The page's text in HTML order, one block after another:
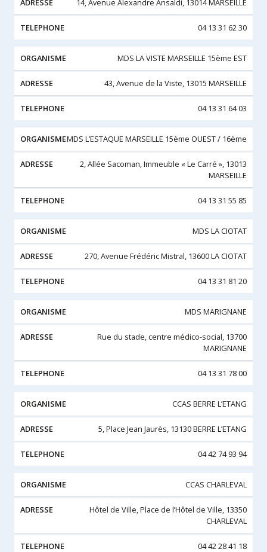
14, Avenue Alexandre Ansaldi, 13014 MARSEILLE
04 13 31 62 30
MDS LA VISTE MARSEILLE 15ème EST
43, Avenue de la Viste, 13015 MARSEILLE
04 13 31 64 03
MDS L’ESTAQUE MARSEILLE 15ème OUEST / 16ème
2, Allée Sacoman, Immeuble « Le Carré », 13013
MARSEILLE
04 13 31 55 85
MDS LA CIOTAT
270, Avenue Frédéric Mistral, 13600 LA CIOTAT
04 13 31 81 20
MDS MARIGNANE
Rue du stade, centre médico-social, 13700
MARIGNANE
04 13 31 78 00
CCAS BERRE L’ETANG
5, Place Jean Jaurès, 13130 BERRE L’ETANG
04 42 74 93 94
CCAS CHARLEVAL
Hôtel de Ville, Place de l’Hôtel de Ville, 13350
CHARLEVAL
04 42 28 41 18